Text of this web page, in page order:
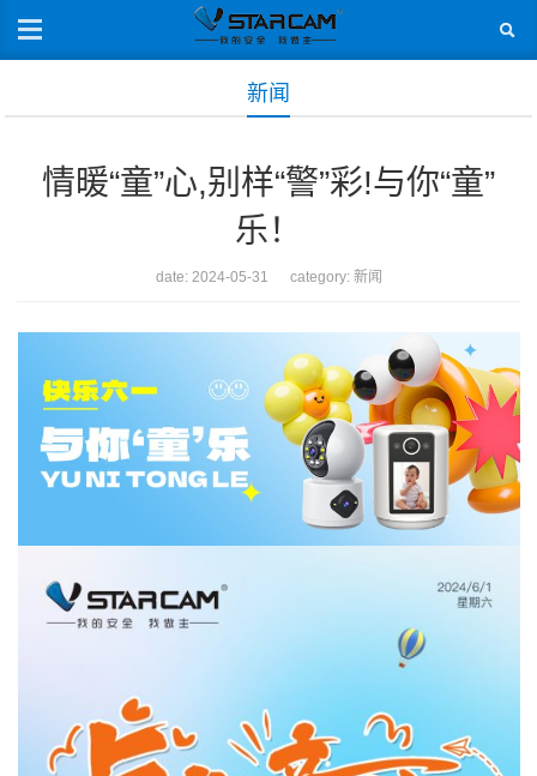
新闻
情暖“童”心,别样“警”彩!与你“童”
乐！
date: 2024-05-31 category: 新闻